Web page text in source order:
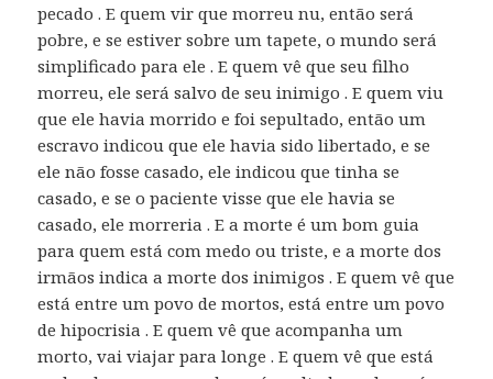
pecado . E quem vir que morreu nu, então será
pobre, e se estiver sobre um tapete, o mundo será
simplificado para ele . E quem vê que seu filho
morreu, ele será salvo de seu inimigo . E quem viu
que ele havia morrido e foi sepultado, então um
escravo indicou que ele havia sido libertado, e se
ele não fosse casado, ele indicou que tinha se
casado, e se o paciente visse que ele havia se
casado, ele morreria . E a morte é um bom guia
para quem está com medo ou triste, e a morte dos
irmãos indica a morte dos inimigos . E quem vê que
está entre um povo de mortos, está entre um povo
de hipocrisia . E quem vê que acompanha um
morto, vai viajar para longe . E quem vê que está